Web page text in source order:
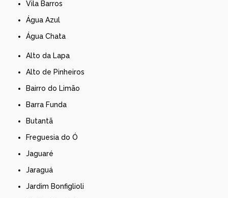
Vila Barros
Água Azul
Água Chata
Alto da Lapa
Alto de Pinheiros
Bairro do Limão
Barra Funda
Butantã
Freguesia do Ó
Jaguaré
Jaraguá
Jardim Bonfiglioli